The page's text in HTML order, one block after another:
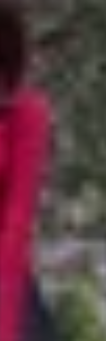
sử dụng trong những lúc
năng lượng hơn
sạc.
lợi ích rõ rệt:
nền, giúp duy trì pin
mức vừa đủ để đáp ứng
đặc biệt là khi bật 5G
sâu, giữ pin bền hơn